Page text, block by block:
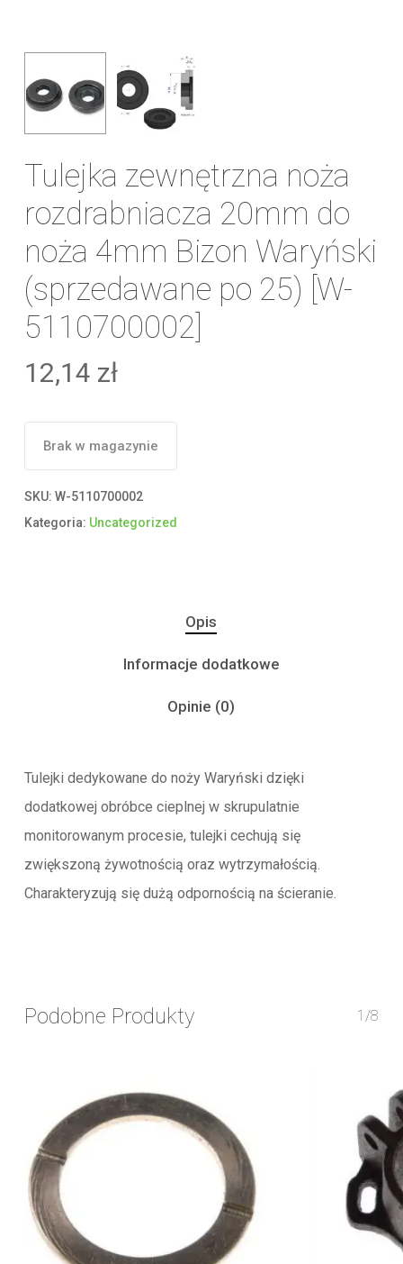
Tulejka zewnętrzna noża
rozdrabniacza 20mm do
noża 4mm Bizon Waryński
(sprzedawane po 25) [W-
5110700002]
12,14 zł
Brak w magazynie
SKU: W-5110700002
Kategoria: Uncategorized
Opis
Informacje dodatkowe
Opinie (0)
Tulejki dedykowane do noży Waryński dzięki
dodatkowej obróbce cieplnej w skrupulatnie
monitorowanym procesie, tulejki cechują się
zwiększoną żywotnością oraz wytrzymałością.
Charakteryzują się dużą odpornością na ścieranie.
Podobne Produkty 1/8